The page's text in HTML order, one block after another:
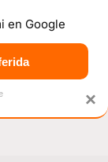
OFERTAS
×
en Google